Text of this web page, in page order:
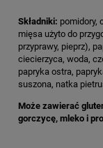
Składniki: pomidory,
mięsa użyto do
przyprawy, pieprz),
ciecierzyca, woda,
papryka ostra,
suszona, natka
Może zawierać
gorczycę, mleko i